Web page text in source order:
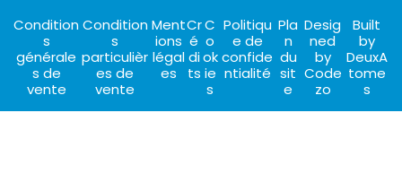
Condition
s
générale
s de
vente
Condition
s
particulièr
es de
vente
Ment
ions
légal
es
Cr
é
di
ts
C
o
ok
ie
s
Politiqu
e de
confide
ntialité
Pla
n
du
sit
e
Desig
ned
by
Code
zo
Built
by
DeuxA
tome
s